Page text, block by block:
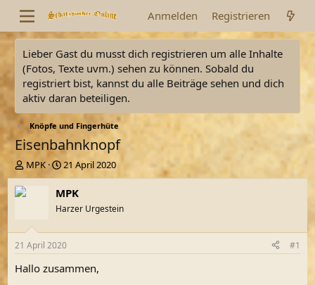
Anmelden Registrieren
Lieber Gast du musst dich registrieren um alle Inhalte
(Fotos, Texte uvm.) sehen zu können. Sobald du
registriert bist, kannst du alle Beiträge sehen und dich
aktiv daran beteiligen.
Knöpfe und Fingerhüte
Eisenbahnknopf
E
r
s
e
r
MPK
E
r
s
e
l
t
a
21 April 2020
MPK
Harzer Urgestein
21 April 2020 #1
Hallo zusammen,